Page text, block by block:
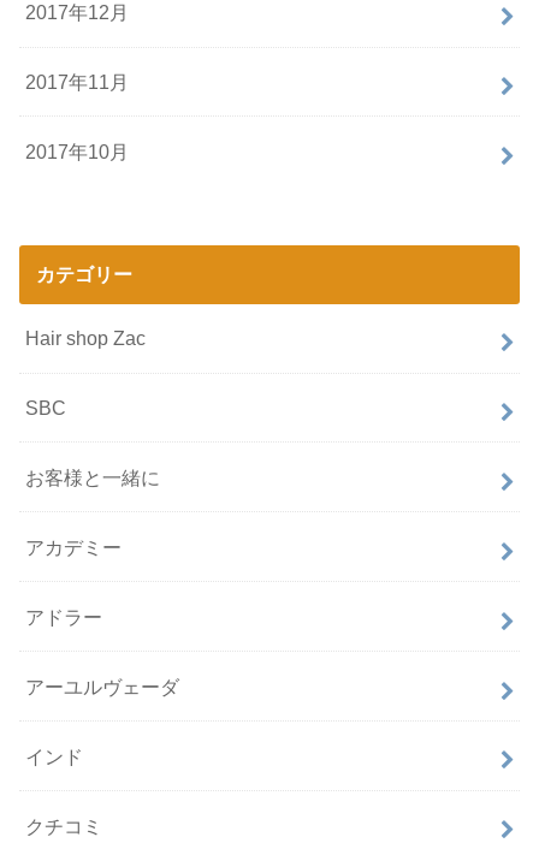
2017年12月
2017年11月
2017年10月
カテゴリー
Hair shop Zac
SBC
お客様と一緒に
アカデミー
アドラー
アーユルヴェーダ
インド
クチコミ